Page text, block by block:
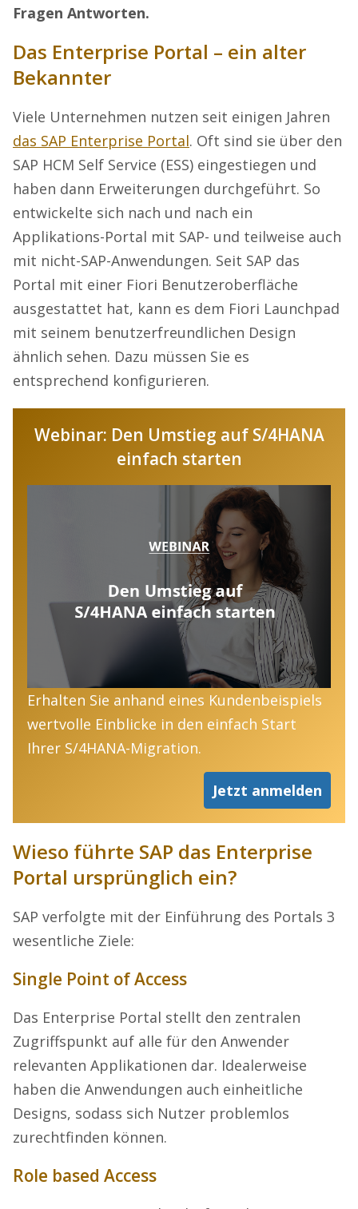
Fragen Antworten.
Das Enterprise Portal – ein alter
Bekannter
Viele Unternehmen nutzen seit einigen Jahren
das SAP Enterprise Portal. Oft sind sie über den
SAP HCM Self Service (ESS) eingestiegen und
haben dann Erweiterungen durchgeführt. So
entwickelte sich nach und nach ein
Applikations-Portal mit SAP- und teilweise auch
mit nicht-SAP-Anwendungen. Seit SAP das
Portal mit einer Fiori Benutzeroberfläche
ausgestattet hat, kann es dem Fiori Launchpad
mit seinem benutzerfreundlichen Design
ähnlich sehen. Dazu müssen Sie es
entsprechend konfigurieren.
Webinar: Den Umstieg auf S/4HANA
einfach starten
Erhalten Sie anhand eines Kundenbeispiels
wertvolle Einblicke in den einfach Start
Ihrer S/4HANA-Migration.
Jetzt anmelden
Wieso führte SAP das Enterprise
Portal ursprünglich ein?
SAP verfolgte mit der Einführung des Portals 3
wesentliche Ziele:
Single Point of Access
Das Enterprise Portal stellt den zentralen
Zugriffspunkt auf alle für den Anwender
relevanten Applikationen dar. Idealerweise
haben die Anwendungen auch einheitliche
Designs, sodass sich Nutzer problemlos
zurechtfinden können.
Role based Access